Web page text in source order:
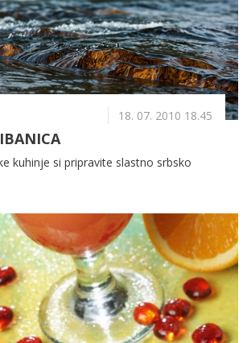
18. 07. 2010 18.45
kuhinje si pripravite slastno srbsko